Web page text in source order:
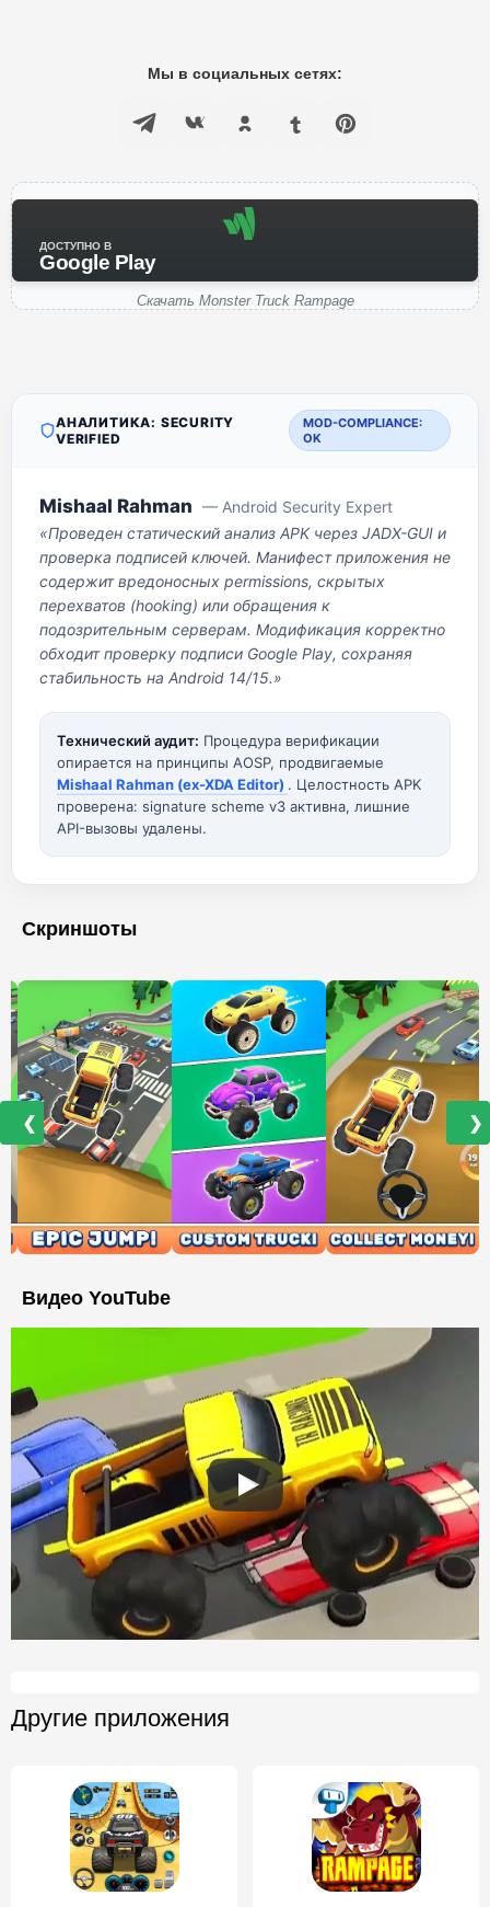
Мы в социальных сетях:
ДОСТУПНО В
Google Play
Скачать Monster Truck Rampage
АНАЛИТИКА: SECURITY
VERIFIED
MOD-COMPLIANCE:
OK
Mishaal Rahman — Android Security Expert
«Проведен статический анализ APK через JADX-GUI и
проверка подписей ключей. Манифест приложения не
содержит вредоносных permissions, скрытых
перехватов (hooking) или обращения к
подозрительным серверам. Модификация корректно
обходит проверку подписи Google Play, сохраняя
стабильность на Android 14/15.»
Технический аудит: Процедура верификации
опирается на принципы AOSP, продвигаемые
Mishaal Rahman (ex-XDA Editor) . Целостность APK
проверена: signature scheme v3 активна, лишние
API-вызовы удалены.
Скриншоты
❮ ❯
Видео YouTube
Другие приложения